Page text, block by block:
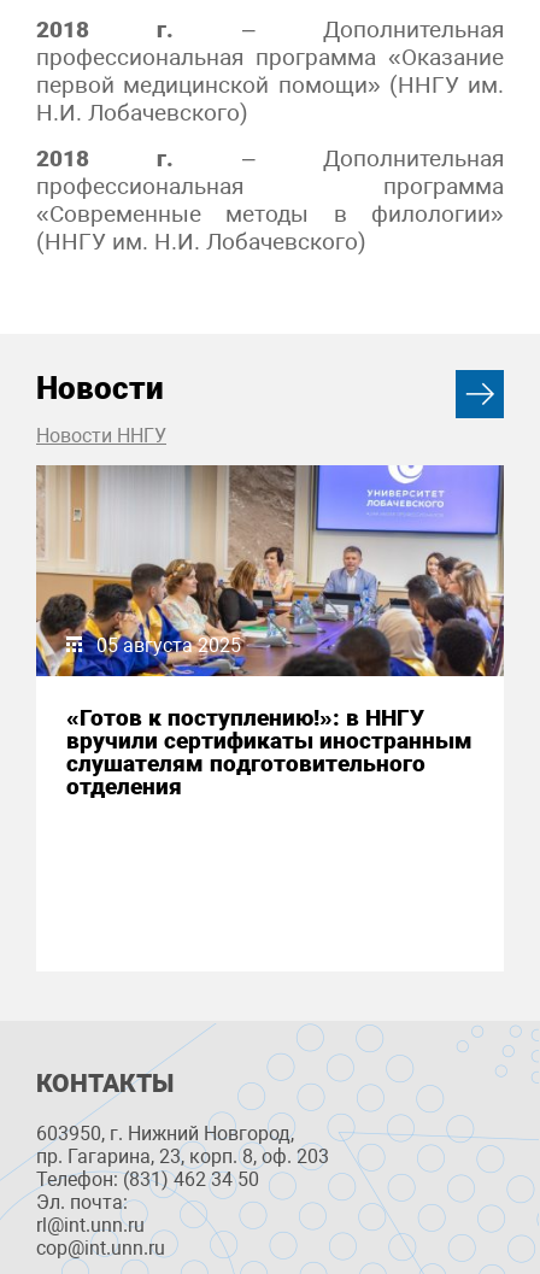
2018 г. – Дополнительная
профессиональная программа «Оказание
первой медицинской помощи» (ННГУ им.
Н.И. Лобачевского)
2018 г. – Дополнительная
профессиональная программа
«Современные методы в филологии»
(ННГУ им. Н.И. Лобачевского)
Новости
Новости ННГУ
05 августа 2025
«Готов к поступлению!»: в ННГУ
вручили сертификаты иностранным
слушателям подготовительного
отделения
КОНТАКТЫ
603950, г. Нижний Новгород,
пр. Гагарина, 23, корп. 8, оф. 203
Телефон: (831) 462 34 50
Эл. почта:
rl@int.unn.ru
cop@int.unn.ru